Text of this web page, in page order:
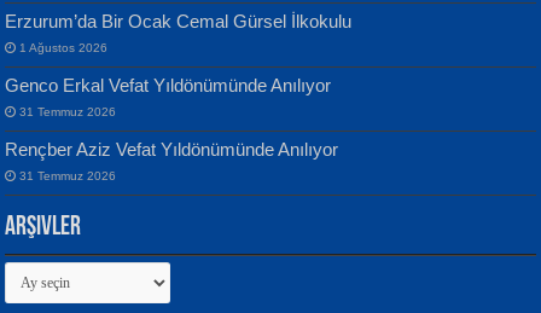
EKREM KARABABA
MEHMET ALİ BAL
İsmail Aydos
İnkisar...
Ekim Betül Uçar
Erzurum’da Bir Ocak Cemal Gürsel İlkokulu
1 Ağustos 2026
Genco Erkal Vefat Yıldönümünde Anılıyor
31 Temmuz 2026
Rençber Aziz Vefat Yıldönümünde Anılıyor
31 Temmuz 2026
Arşivler
Arşivler